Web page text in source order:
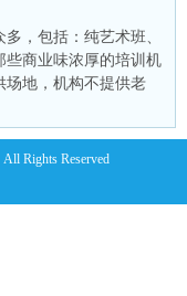
，包括：纯艺术班、
些商业味浓厚的培训机
场地，机构不提供老
Rights Reserved